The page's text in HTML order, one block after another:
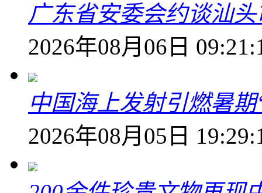
广东省安委会约谈汕
2026年08月06日
中国海上发射引燃暑
2026年08月05日